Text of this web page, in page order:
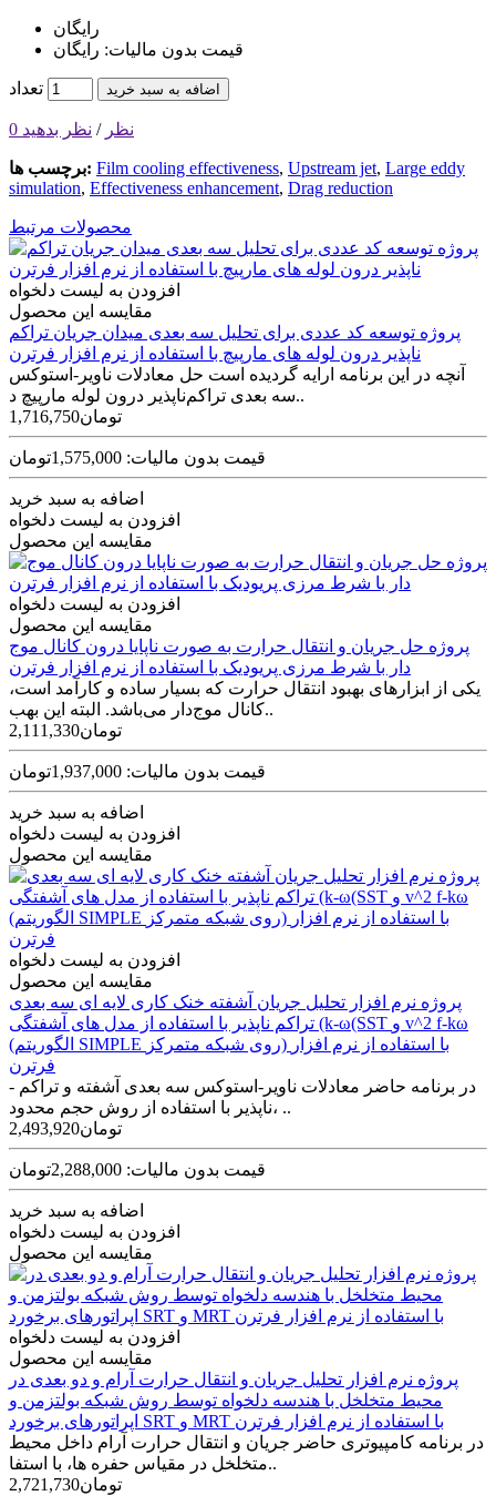
رایگان
قیمت بدون مالیات: رایگان
تعداد اضافه به سبد خرید
0 نظر / نظر بدهید
برچسب ها: Film cooling effectiveness, Upstream jet, Large eddy
simulation, Effectiveness enhancement, Drag reduction
محصولات مرتبط
افزودن به لیست دلخواه
مقایسه این محصول
پروژه توسعه کد عددی برای تحلیل سه بعدی میدان جریان تراکم
ناپذیر درون لوله های مارپیچ با استفاده از نرم افزار فرترن
آنچه در این برنامه ارایه گردیده است حل معادلات ناویر-استوکس
سه بعدی تراکم‌نا‌پذیر درون لوله مارپیچ د..
1,716,750تومان
قیمت بدون مالیات: 1,575,000تومان
اضافه به سبد خرید
افزودن به لیست دلخواه
مقایسه این محصول
افزودن به لیست دلخواه
مقایسه این محصول
پروژه حل جریان و انتقال حرارت به صورت ناپایا درون کانال موج
دار با شرط مرزی پریودیک با استفاده از نرم افزار فرترن
یکی از ابزارهای بهبود انتقال حرارت که بسیار ساده و کارآمد است،
کانال موج‌دار می‌­باشد. البته این بهب..
2,111,330تومان
قیمت بدون مالیات: 1,937,000تومان
اضافه به سبد خرید
افزودن به لیست دلخواه
مقایسه این محصول
افزودن به لیست دلخواه
مقایسه این محصول
پروژه نرم افزار تحلیل جریان آشفته خنک کاری لایه ای سه بعدی
تراکم ناپذیر با استفاده از مدل های آشفتگی (k-ω(SST و v^2 f-kω
(الگوریتم SIMPLE روی شبکه متمرکز) با استفاده از نرم افزار
فرترن
در برنامه حاضر معادلات ناویر-استوکس سه ­بعدی آشفته و تراکم ­
ناپذیر با استفاده از روش حجم محدود، ..
2,493,920تومان
قیمت بدون مالیات: 2,288,000تومان
اضافه به سبد خرید
افزودن به لیست دلخواه
مقایسه این محصول
افزودن به لیست دلخواه
مقایسه این محصول
پروژه نرم افزار تحلیل جریان و انتقال حرارت آرام و دو بعدی در
محیط متخلخل با هندسه دلخواه توسط روش شبکه بولتزمن و
اپراتورهای برخورد SRT و MRT با استفاده از نرم افزار فرترن
در برنامه کامپیوتری حاضر جریان و انتقال حرارت آرام داخل محیط
متخلخل در مقیاس حفره ­ها، با استفا..
2,721,730تومان